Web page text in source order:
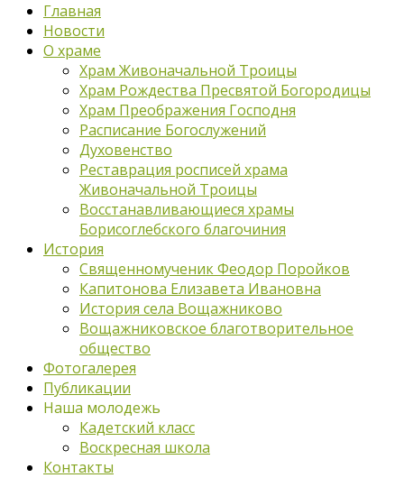
Главная
Новости
О храме
Храм Живоначальной Троицы
Храм Рождества Пресвятой Богородицы
Храм Преображения Господня
Расписание Богослужений
Духовенство
Реставрация росписей храма
Живоначальной Троицы
Восстанавливающиеся храмы
Борисоглебского благочиния
История
Священномученик Феодор Поройков
Капитонова Елизавета Ивановна
История села Вощажниково
Вощажниковское благотворительное
общество
Фотогалерея
Публикации
Наша молодежь
Кадетский класс
Воскресная школа
Контакты